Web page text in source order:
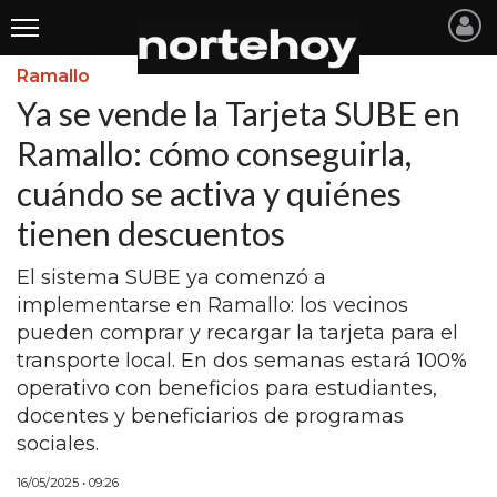
Últimas
Noticias
INICIO
NOTICIAS RECIENTES
SAN NICOLAS
RAMALLO
SAN PEDRO
PROVINCIA
PAIS
Ramallo
Ya se vende la Tarjeta SUBE en
Ramallo: cómo conseguirla,
cuándo se activa y quiénes
tienen descuentos
El sistema SUBE ya comenzó a
implementarse en Ramallo: los vecinos
pueden comprar y recargar la tarjeta para el
transporte local. En dos semanas estará 100%
operativo con beneficios para estudiantes,
docentes y beneficiarios de programas
sociales.
16/05/2025 • 09:26